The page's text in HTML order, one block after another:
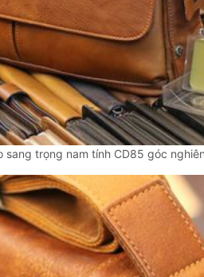
sang trọng nam tính CD85 góc